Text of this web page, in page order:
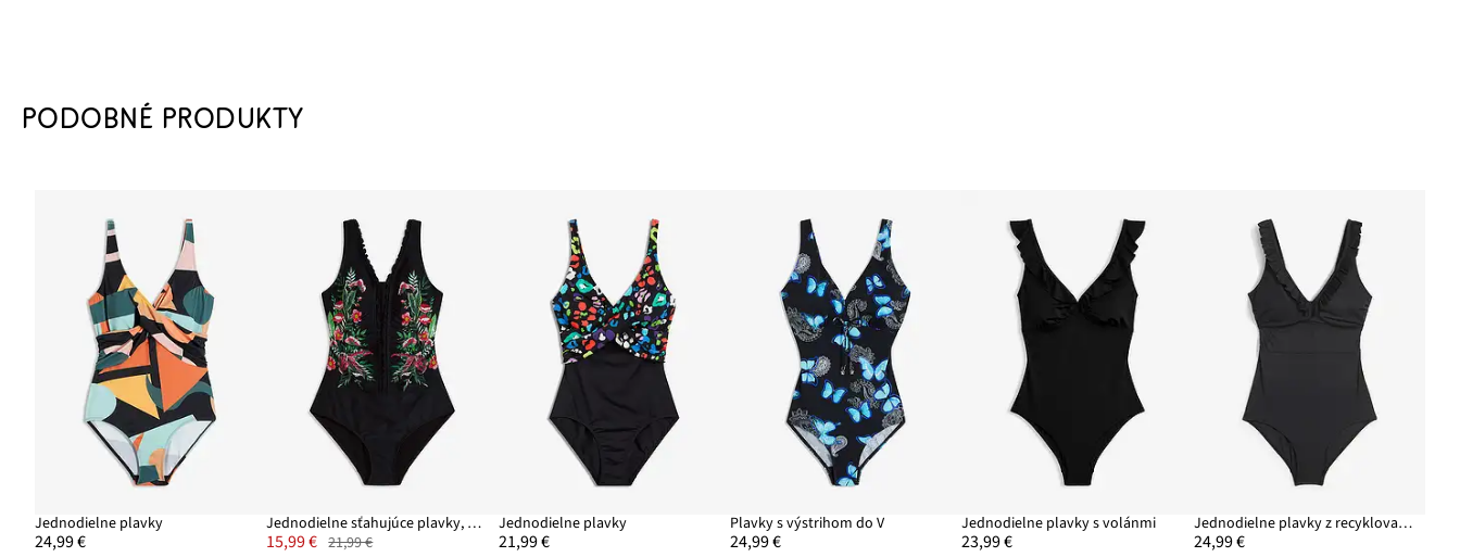
PODOBNÉ PRODUKTY
Jednodielne plavky
24,99 €
Jednodielne sťahujúce plavky, stredný tvarujúci efekt
15,99 € 21,99 €
Jednodielne plavky
21,99 €
Plavky s výstrihom do V
24,99 €
Jednodielne plavky s volánmi
23,99 €
Jednodielne plavky z recyklovaného polyamidu
24,99 €